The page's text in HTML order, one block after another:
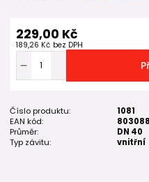
229,00 Kč
189,26 Kč bez DPH
Číslo produktu:
1081
EAN kód:
Průměr:
DN 40
Typ závitu:
vnitřní